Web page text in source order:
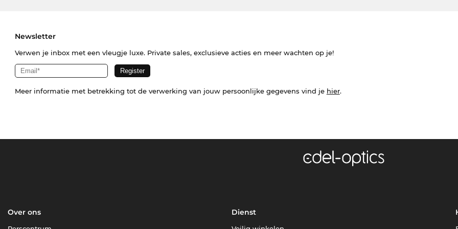
Newsletter
Verwen je inbox met een vleugje luxe. Private sales, exclusieve acties en meer wachten op je!
Meer informatie met betrekking tot de verwerking van jouw persoonlijke gegevens vind je hier.
Over ons Dienst